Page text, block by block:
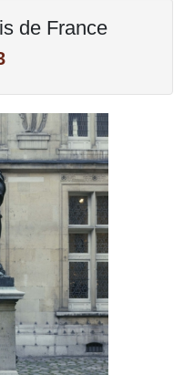
de France